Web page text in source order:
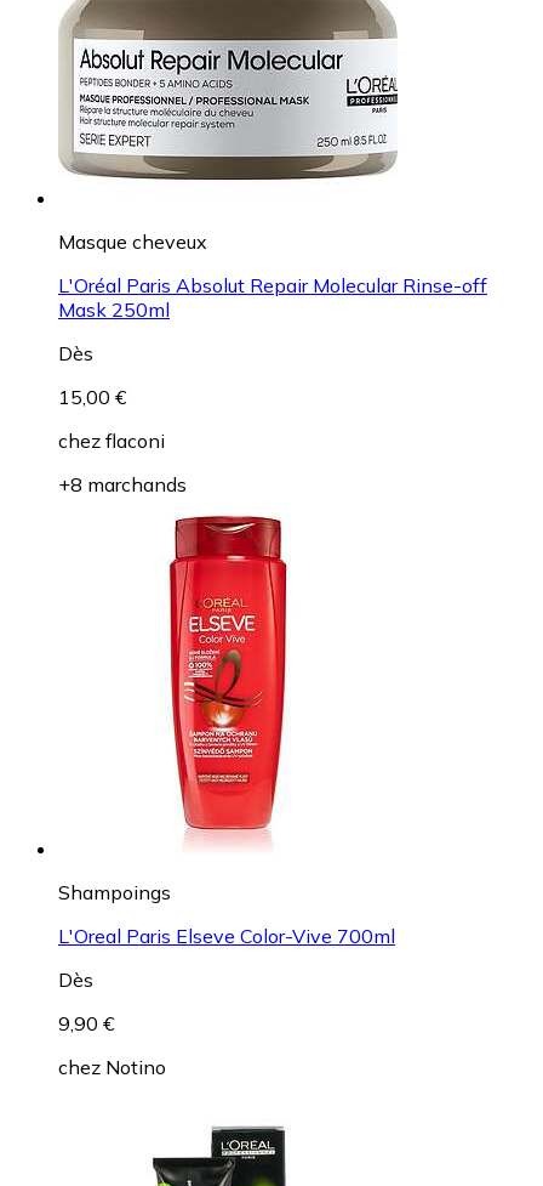
Masque cheveux
L'Oréal Paris Absolut Repair Molecular Rinse-off
Mask 250ml
Dès
15,00 €
chez flaconi
+8 marchands
Shampoings
L'Oreal Paris Elseve Color-Vive 700ml
Dès
9,90 €
chez Notino